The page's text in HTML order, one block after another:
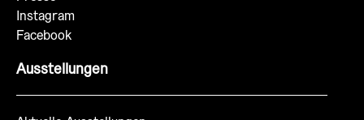
Instagram
Facebook
Ausstellungen